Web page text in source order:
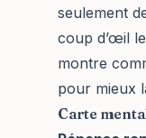
seulement
coup d’œil
montre
pour mieux
Carte